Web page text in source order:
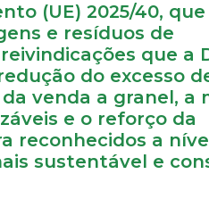
(UE) 2025/40, que
e resíduos de
que a
do excesso
venda a granel, a
e o reforço da
reconhecidos a
sustentável e